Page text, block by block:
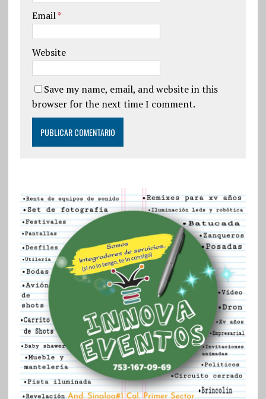
Email*
Website
Save my name, email, and website in this
browser for the next time I comment.